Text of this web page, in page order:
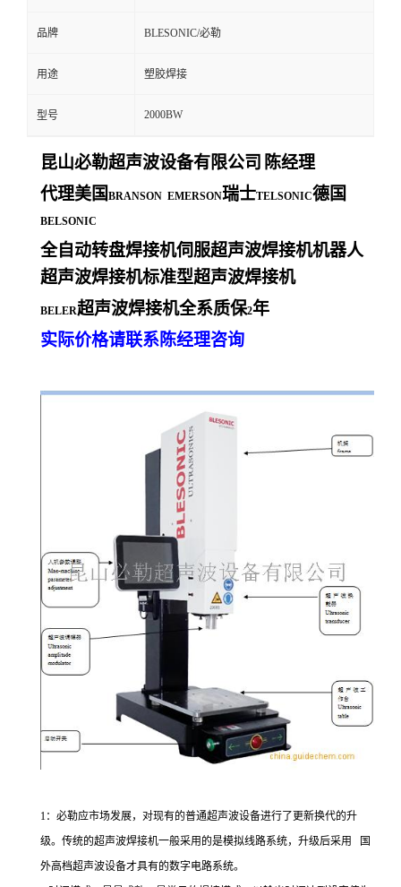
品牌 BLESONIC/必勒
用途 塑胶焊接
型号 2000BW
昆山必勒超声波设备有限公司 陈经理
代理美国 BRANSON EMERSON瑞士TELSONIC德国
BELSONIC
全自动转盘焊接机伺服超声波焊接机机器人
超声波焊接机标准型超声波焊接机
BELER超声波焊接机全系质保2年
实际价格请联系陈经理咨询
1：必勒应市场发展，对现有的普通超声波设备进行了更新换代的升
级。传统的超声波焊接机一般采用的是模拟线路系统，升级后采用 国
外高档超声波设备才具有的数字电路系统。